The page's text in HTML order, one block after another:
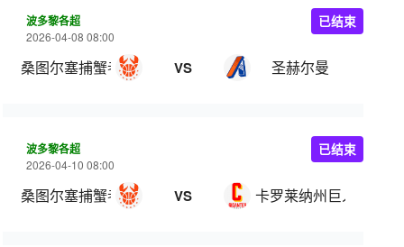
波多黎各超
2026-04-08 08:00
桑图尔塞捕蟹者 VS 圣赫尔曼
已结束
波多黎各超
2026-04-10 08:00
桑图尔塞捕蟹者 VS 卡罗莱纳州巨人
已结束